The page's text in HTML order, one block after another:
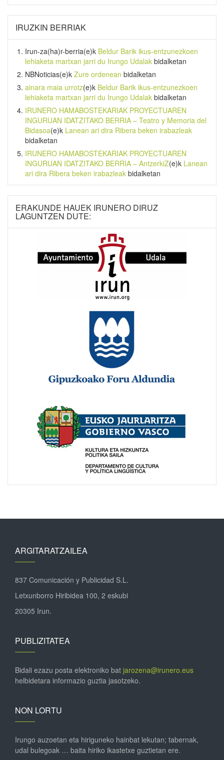
IRUZKIN BERRIAK
Irun-za(ha)r-berria(e)k Beldur Barik ikus-entzunezkoen
lehiaketa martxan jarri du Irungo Udalak bidalketan
NBNoticias(e)k Zure ordenean bidalketan
ainara maia urrotz(e)k Beldur Barik ikus-entzunezkoen
lehiaketa martxan jarri du Irungo Udalak bidalketan
IRUNERO HAMABOSTEKARIAK PROYECTUAREN
INGURUAN IDATZITAKO BERRIA – Teatro y Memoria del
Bidasoa(e)k Lanean ari dira Ribera beken irabazleak
bidalketan
IRUNERO HAMABOSTEKARIAK PROYECTUAREN
INGURUAN IDATZITAKO BERRIA – AntzerkiZ(e)k Lanean
ari dira Ribera beken irabazleak bidalketan
ERAKUNDE HAUEK IRUNERO DIRUZ
LAGUNTZEN DUTE:
ARGITARATZAILEA
837 Comunicación y Publicidad S.L.
Letxunborro Hiribidea 100, 2 eskubi
20305 Irun.
PUBLIZITATEA
Bidali ezazu posta elektroniko bat jarozena@irunero.eus
helbidetara informazio guztia jasotzeko.
NON LORTU
Irungo auzoetan eta hiriguneko hainbat lekutan; tabernak,
udal bulegoak … baita hiriko ikastetxe guztietan ere.